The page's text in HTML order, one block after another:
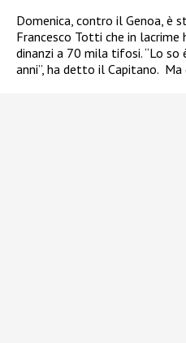
Domenica, contro il Genoa, è
Francesco Totti che in
dinanzi a 70 mila tifosi. “Lo
anni”, ha detto il Capitano. Ma